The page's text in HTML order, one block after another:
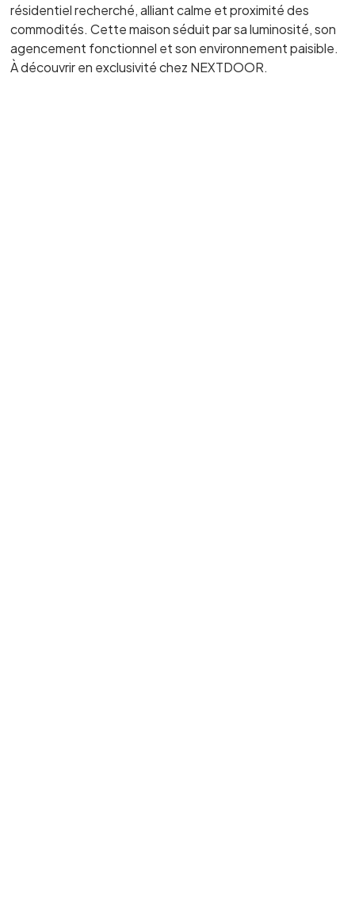
résidentiel recherché, alliant calme et proximité des
commodités. Cette maison séduit par sa luminosité, son
agencement fonctionnel et son environnement paisible.
À découvrir en exclusivité chez NEXTDOOR.